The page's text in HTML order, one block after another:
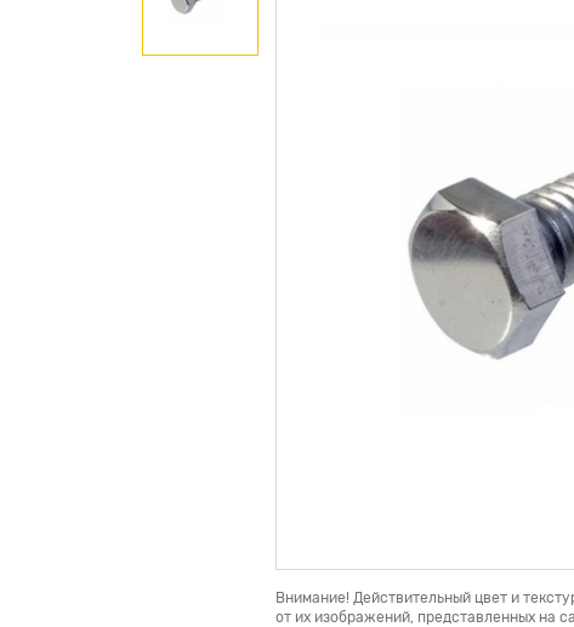
Внимание! Действительный цвет и
от их изображений, представленных на